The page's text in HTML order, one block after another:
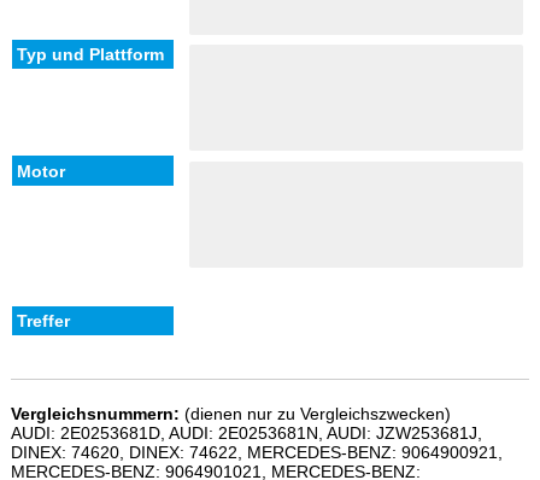
Vergleichsnummern: (dienen nur zu Vergleichszwecken)
AUDI: 2E0253681D, AUDI: 2E0253681N, AUDI: JZW253681J,
DINEX: 74620, DINEX: 74622, MERCEDES-BENZ: 9064900921,
MERCEDES-BENZ: 9064901021, MERCEDES-BENZ: